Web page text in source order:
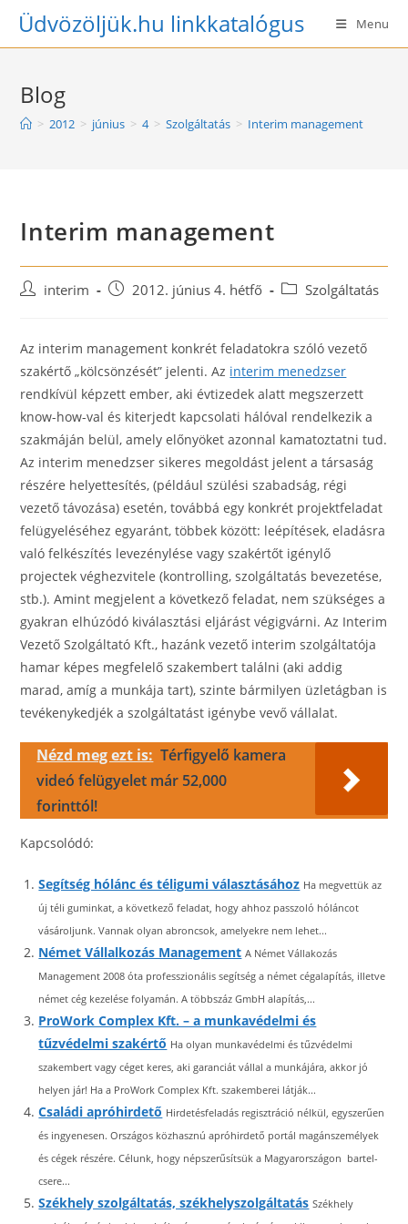
SkipÜdvözöljük.hu linkkatalógus Menu
Blog
> 2012 > június > 4 > Szolgáltatás > Interim management
Interim management
Postinterim
Post2012. június 4. hétfő
PostSzolgáltatás
Az interim management konkrét feladatokra szóló vezető
szakértő „kölcsönzését” jelenti. Az interim menedzser
rendkívül képzett ember, aki évtizedek alatt megszerzett
know-how-val és kiterjedt kapcsolati hálóval rendelkezik a
szakmáján belül, amely előnyöket azonnal kamatoztatni tud.
Az interim menedzser sikeres megoldást jelent a társaság
részére helyettesítés, (például szülési szabadság, régi
vezető távozása) esetén, továbbá egy konkrét projektfeladat
felügyeléséhez egyaránt, többek között: leépítések, eladásra
való felkészítés levezénylése vagy szakértőt igénylő
projectek véghezvitele (kontrolling, szolgáltatás bevezetése,
stb.). Amint megjelent a következő feladat, nem szükséges a
gyakran elhúzódó kiválasztási eljárást végigvárni. Az Interim
Vezető Szolgáltató Kft., hazánk vezető interim szolgáltatója
hamar képes megfelelő szakembert találni (aki addig
marad, amíg a munkája tart), szinte bármilyen üzletágban is
tevékenykedjék a szolgáltatást igénybe vevő vállalat.
Nézd meg ezt is: Térfigyelő kamera
videó felügyelet már 52,000
forinttól!
Kapcsolódó:
Segítség hólánc és téligumi választásához Ha megvettük az
új téli guminkat, a következő feladat, hogy ahhoz passzoló hóláncot
vásároljunk. Vannak olyan abroncsok, amelyekre nem lehet...
Német Vállalkozás Management A Német Vállakozás
Management 2008 óta professzionális segítség a német cégalapítás, illetve
német cég kezelése folyamán. A többszáz GmbH alapítás,...
ProWork Complex Kft. – a munkavédelmi és
tűzvédelmi szakértő Ha olyan munkavédelmi és tűzvédelmi
szakembert vagy céget keres, aki garanciát vállal a munkájára, akkor jó
helyen jár! Ha a ProWork Complex Kft. szakemberei látják...
Családi apróhirdető Hirdetésfeladás regisztráció nélkül, egyszerűen
és ingyenesen. Országos közhasznú apróhirdető portál magánszemélyek
és cégek részére. Célunk, hogy népszerűsítsük a Magyarországon bartel-
csere...
Székhely szolgáltatás, székhelyszolgáltatás Székhely